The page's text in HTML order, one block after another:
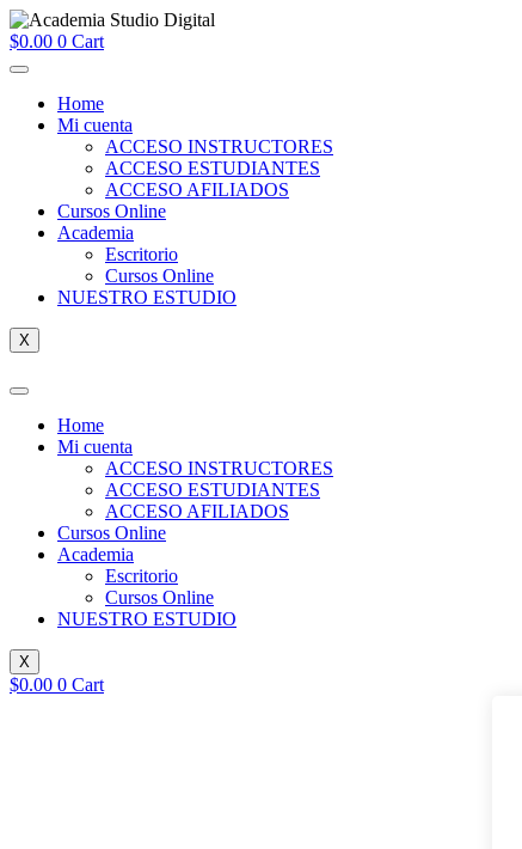
$0.00 0 Cart
Home
Mi cuenta
ACCESO INSTRUCTORES
ACCESO ESTUDIANTES
ACCESO AFILIADOS
Cursos Online
Academia
Escritorio
Cursos Online
NUESTRO ESTUDIO
X
Home
Mi cuenta
ACCESO INSTRUCTORES
ACCESO ESTUDIANTES
ACCESO AFILIADOS
Cursos Online
Academia
Escritorio
Cursos Online
NUESTRO ESTUDIO
X
$0.00 0 Cart